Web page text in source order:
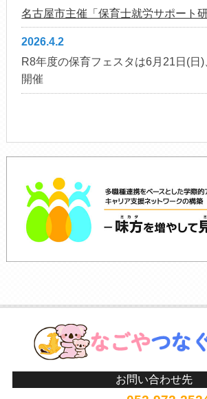
名古屋市主催「保育士就労サポート
2026.4.2
R8年度の保育フェスタは6月21日(日)
開催
お問い合わせ先